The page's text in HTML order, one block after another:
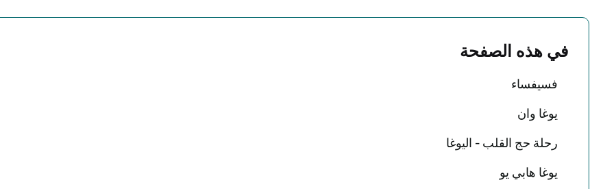
في هذه الصفحة
فسيفساء
يوغا وان
رحلة حج القلب - اليوغا
يوغا هابي يو